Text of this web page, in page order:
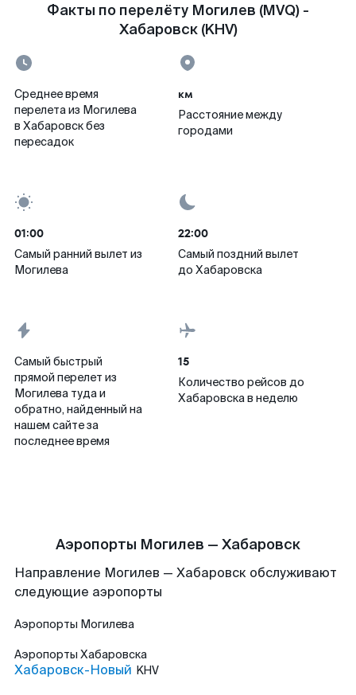
Факты по перелёту Могилев (MVQ) -
Хабаровск (KHV)
Среднее время
перелета из Могилева
в Хабаровск без
пересадок
км
Расстояние между
городами
01:00
Самый ранний вылет из
Могилева
22:00
Самый поздний вылет
до Хабаровска
Самый быстрый
прямой перелет из
Могилева туда и
обратно, найденный на
нашем сайте за
последнее время
15
Количество рейсов до
Хабаровска в неделю
Аэропорты Могилев — Хабаровск
Направление Могилев — Хабаровск обслуживают
следующие аэропорты
Аэропорты Могилева
Аэропорты Хабаровска
Хабаровск-Новый KHV